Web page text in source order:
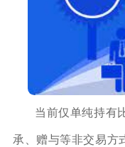
当前仅单纯持有
承、赠与等非交易方